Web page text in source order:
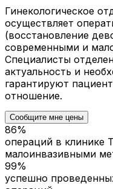
Гинекологическое
осуществляет
(восстановление
современными и
Специалисты
актуальность и
гарантируют
отношение.
Сообщите мне цены
86%
операций в клинике
малоинвазивными
99%
успешно